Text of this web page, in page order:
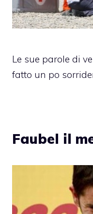
Le sue parole di
fatto un po
Faubel il